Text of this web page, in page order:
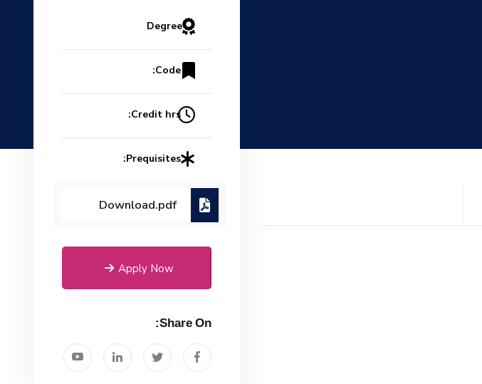
Degree
Code:
Credit hrs:
Prequisites:
Download.pdf
Apply Now
Share On: